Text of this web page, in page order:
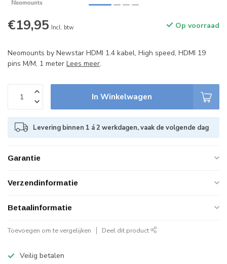
€19,95 Incl. btw Op voorraad
Neomounts by Newstar HDMI 1.4 kabel, High speed, HDMI 19
pins M/M, 1 meter Lees meer.
In Winkelwagen
Levering binnen 1 á 2 werkdagen, vaak de volgende dag
Garantie
Verzendinformatie
Betaalinformatie
Toevoegen om te vergelijken Deel dit product
Veilig betalen